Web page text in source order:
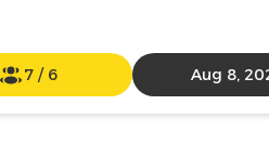
7/ 6 Aug 8,